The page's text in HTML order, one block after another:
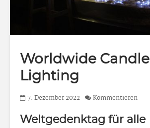
Worldwide Candle
Lighting
7. Dezember 2022 Kommentieren
Weltgedenktag für alle